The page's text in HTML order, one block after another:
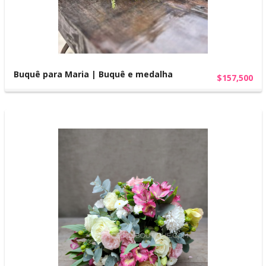
Buquê para Maria | Buquê e medalha $157,500